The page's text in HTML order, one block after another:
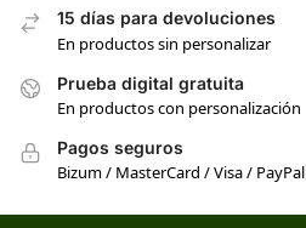
15 días para devoluciones
En productos sin personalizar
Prueba digital gratuita
En productos con personalización
Pagos seguros
Bizum / MasterCard / Visa / PayPal